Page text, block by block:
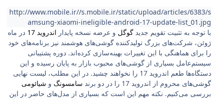
http://www.mobile.ir//s.mobile.ir/static/upload/articles/6383/s
amsung-xiaomi-ineligible-android-17-update-list_01.jpg
با توجه به تثبیت تقویم جدید گوگل و عرضه نسخه پایدار اندروید 17
در ماه
ژوئن، شرکت‌های بزرگ تولیدکننده گوشی‌های هوشمند نیز برنامه‌های خود
را برای هماهنگی با این تغییرات بهینه‌سازی کرده‌اند. دوره پشتیبانی
سیستم‌عامل بسیاری از گوشی‌های محبوب بازار به پایان رسیده و این
دستگاه‌ها طعم اندروید 17 را نخواهند چشید. در این مطلب، لیست نهایی
گوشی‌های محروم از اندروید 17 را در دو برند
سامسونگ و شیائومی
بررسی می‌کنیم. نکته مهم این است که بسیاری از مدل‌های حاضر در این